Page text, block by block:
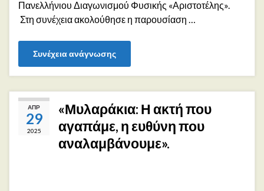
Πανελλήνιου Διαγωνισμού Φυσικής «Αριστοτέλης».
Στη συνέχεια ακολούθησε η παρουσίαση …
Συνέχεια ανάγνωσης
ΑΠΡ
29
2025
«Μυλαράκια: Η ακτή που
αγαπάμε, η ευθύνη που
αναλαμβάνουμε».